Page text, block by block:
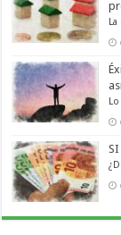
SI